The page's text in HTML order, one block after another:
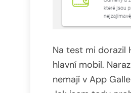
Na test mi dorazil
hlavní mobil.
nemají v App